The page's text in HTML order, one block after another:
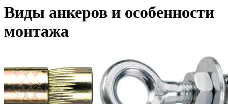
Виды анкеров и особенности
монтажа